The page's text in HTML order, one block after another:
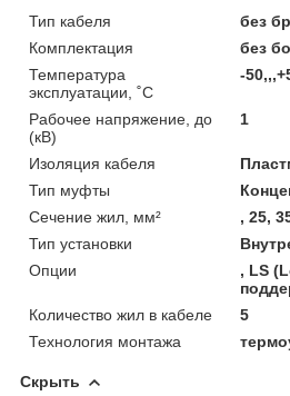
Тип кабеля
без
Комплектация
без
Температура
эксплуатации, ˚С
-
Рабочее напряжение, до
(кВ)
1
Изоляция кабеля
Тип муфты
Сечение жил, мм²
, 25,
Тип установки
Опции
, LS
Количество жил в кабеле
5
Технология монтажа
Скрыть